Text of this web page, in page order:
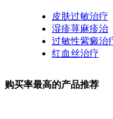
皮肤过敏治疗
湿疹荨麻疹治
过敏性紫癜治
红血丝治疗
购买率最高的产品推荐